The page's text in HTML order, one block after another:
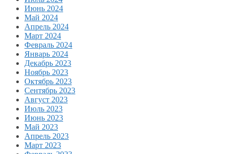
Июнь 2024
Май 2024
Апрель 2024
Март 2024
Февраль 2024
Январь 2024
Декабрь 2023
Ноябрь 2023
Октябрь 2023
Сентябрь 2023
Август 2023
Июль 2023
Июнь 2023
Май 2023
Апрель 2023
Март 2023